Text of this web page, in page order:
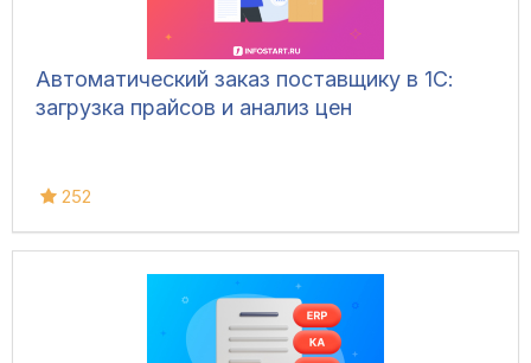
Автоматический заказ поставщику в 1С:
загрузка прайсов и анализ цен
252